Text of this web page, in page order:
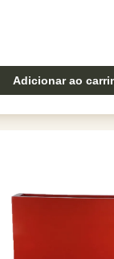
Adicionar ao